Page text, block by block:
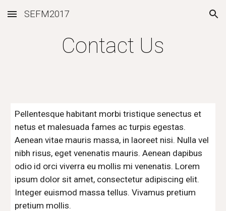
Skip to main content Skip to navigation
SEFM2017
Contact Us
Pellentesque habitant morbi tristique senectus et
netus et malesuada fames ac turpis egestas.
Aenean vitae mauris massa, in laoreet nisi. Nulla vel
nibh risus, eget venenatis mauris. Aenean dapibus
odio id orci viverra eu mollis mi venenatis. Lorem
ipsum dolor sit amet, consectetur adipiscing elit.
Integer euismod massa tellus. Vivamus pretium
pretium mollis.